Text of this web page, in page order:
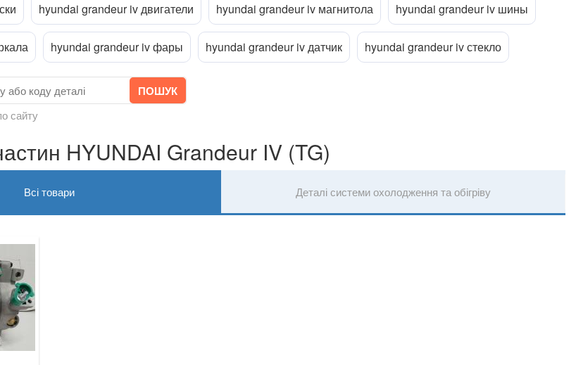
hyundai grandeur iv двигатели hyundai grandeur iv магнитола hyundai grandeur iv шины
hyundai grandeur iv фары hyundai grandeur iv датчик hyundai grandeur iv стекло
сайту
HYUNDAI Grandeur IV (TG)
Всі товари Деталі системи охолодження та обігріву